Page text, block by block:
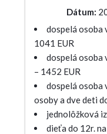
Dátum:
dospelá osoba
1041 EUR
dospelá osoba
– 1452 EUR
dospelá osoba
osoby a dve deti
jednolôžková
dieťa do 12r.